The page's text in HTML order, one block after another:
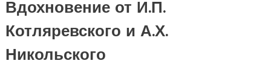
Вдохновение от И.П.
Котляревского и А.Х.
Никольского